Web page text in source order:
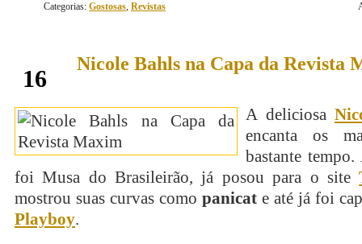
Categorias: Gostosas, Revistas
16
Nicole Bahls na Capa da Revista
A deliciosa
encanta os
bastante
foi Musa do Brasileirão, já posou para o site
mostrou suas curvas como panicat e até já foi
Playboy.